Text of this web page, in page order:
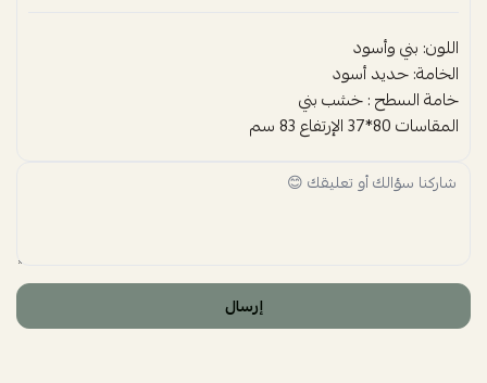
اللون: بني وأسود
الخامة: حديد أسود
خامة السطح : خشب بني
المقاسات 80*37 الإرتفاع 83 سم
إرسال